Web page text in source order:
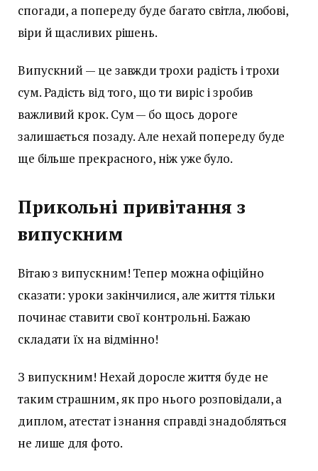
спогади, а попереду буде багато світла, любові,
віри й щасливих рішень.
Випускний — це завжди трохи радість і трохи
сум. Радість від того, що ти виріс і зробив
важливий крок. Сум — бо щось дороге
залишається позаду. Але нехай попереду буде
ще більше прекрасного, ніж уже було.
Прикольні привітання з
випускним
Вітаю з випускним! Тепер можна офіційно
сказати: уроки закінчилися, але життя тільки
починає ставити свої контрольні. Бажаю
складати їх на відмінно!
З випускним! Нехай доросле життя буде не
таким страшним, як про нього розповідали, а
диплом, атестат і знання справді знадобляться
не лише для фото.